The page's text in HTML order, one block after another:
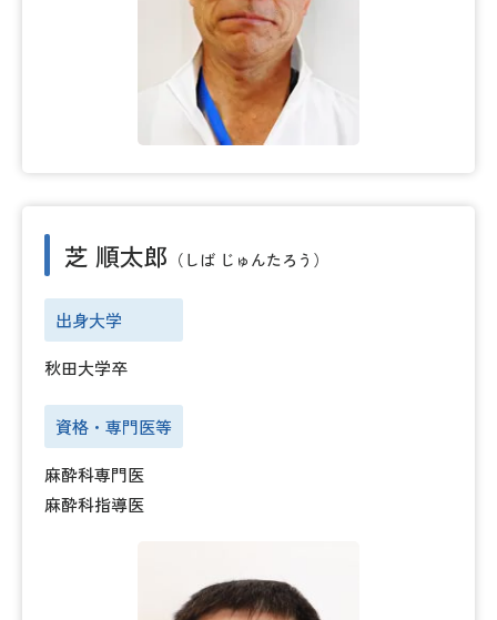
芝 順太郎 （しば じゅんたろう）
出身大学
秋田大学卒
資格・専門医等
麻酔科専門医
麻酔科指導医